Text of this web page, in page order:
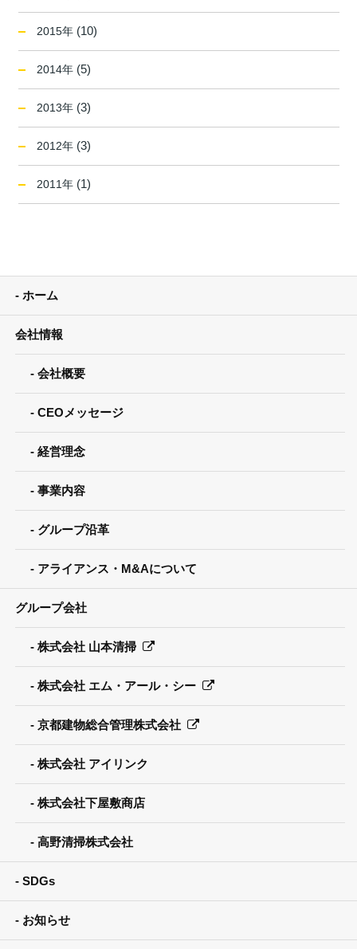
2015年 (10)
2014年 (5)
2013年 (3)
2012年 (3)
2011年 (1)
ホーム
会社情報
会社概要
CEOメッセージ
経営理念
事業内容
グループ沿革
アライアンス・M&Aについて
グループ会社
株式会社 山本清掃
株式会社 エム・アール・シー
京都建物総合管理株式会社
株式会社 アイリンク
株式会社下屋敷商店
高野清掃株式会社
SDGs
お知らせ